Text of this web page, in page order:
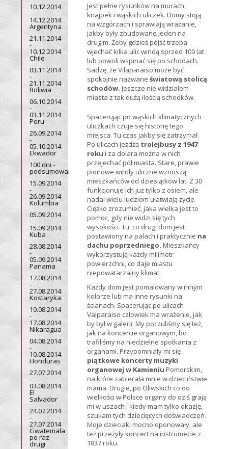
10.12.2014
-
14.12.2014
Argentyna
21.11.2014
-
10.12.2014
Chile
03.11.2014
-
21.11.2014
Boliwia
06.10.2014
-
03.11.2014
Peru
26.09.2014
-
05.10.2014
Ekwador
100 dni -
podsumowanie
15.09.2014
-
26.09.2014
Kolumbia
05.09.2014
-
15.09.2014
Kuba
28.08.2014
-
05.09.2014
Panama
17.08.2014
-
27.08.2014
Kostaryka
10.08.2014
-
17.08.2014
Nikaragua
04.08.2014
-
10.08.2014
Honduras
27.07.2014
-
03.08.2014
El
Salvador
24.07.2014
-
27.07.2014
Gwatemala
po raz
drugi
Jest pełne rysunków na murach,
knajpek i wąskich uliczek. Domy stoją
na wzgórzach i sprawiają wrażanie,
jakby były zbudowane jeden na
drugim. Żeby gdzieś pójść trzeba
wjechać kilka ulic windą sprzed 100 lat
lub powoli wspinać się po schodach.
Sadzę, że Vilaparaiso może być
spokojnie nazwaneświatową stolicą
schodów. Jeszcze nie widziałem
miasta z tak dużą ilością schodków.
Spacerując po wąskich klimatycznych
uliczkach czuje się historię tego
miejsca. Tu czas jakby się zatrzymał.
Po ulicach jeżdżą trolejbusy z 1947
roku i za dolara można w nich
przejechać pół miasta. Stare, prawie
pionowe windy uliczne wznoszą
mieszkańców od dziesiątków lat. Z 30
funkcjonuje ich już tylko z osiem, ale
nadal wielu ludziom ułatwiają życie.
Ciężko zrozumieć, jaka wielka jest to
pomoc, gdy nie widzi się tych
wysokości. Tu, co drugi dom jest
postawiony na palach i praktycznie na
dachu poprzedniego. Mieszkańcy
wykorzystują każdy milimetr
powierzchni, co daje miastu
niepowatarzalny klimat.
Każdy dom jest pomalowany w innym
kolorze lub ma inne rysunki na
ścianach. Spacerując po ulicach
Valparaiso człowiek ma wrażenie, jak
by był w galerii. My poczuliśmy się też,
jak na koncercie organowym, bo
trafiliśmy na niedzielne spotkania z
organami. Przypomniały mi się
piątkowe koncerty muzyki
organowej w Kamieniu Pomorskim,
na które zabierała mnie w dzieciństwie
mama. Drugie, po Oliwskich co do
wielkości w Polsce organy do dziś grają
mi w uszach i kiedy mam tylko okazję,
szukam tych dziecięcych doświadczeń.
Moje dzieciaki mocno oponowały, ale
też przeżyły koncert na instrumecie z
1837 roku.